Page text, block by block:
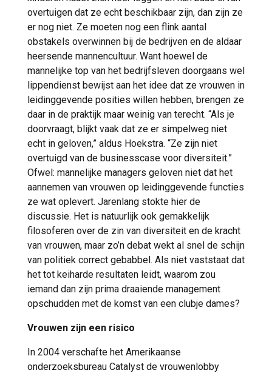
overtuigen dat ze echt beschikbaar zijn, dan zijn ze
er nog niet. Ze moeten nog een flink aantal
obstakels overwinnen bij de bedrijven en de aldaar
heersende mannencultuur. Want hoewel de
mannelijke top van het bedrijfsleven doorgaans wel
lippendienst bewijst aan het idee dat ze vrouwen in
leidinggevende posities willen hebben, brengen ze
daar in de praktijk maar weinig van terecht. “Als je
doorvraagt, blijkt vaak dat ze er simpelweg niet
echt in geloven,” aldus Hoekstra. “Ze zijn niet
overtuigd van de businesscase voor diversiteit.”
Ofwel: mannelijke managers geloven niet dat het
aannemen van vrouwen op leidinggevende functies
ze wat oplevert. Jarenlang stokte hier de
discussie. Het is natuurlijk ook gemakkelijk
filosoferen over de zin van diversiteit en de kracht
van vrouwen, maar zo’n debat wekt al snel de schijn
van politiek correct gebabbel. Als niet vaststaat dat
het tot keiharde resultaten leidt, waarom zou
iemand dan zijn prima draaiende management
opschudden met de komst van een clubje dames?
Vrouwen zijn een risico
In 2004 verschafte het Amerikaanse
onderzoeksbureau Catalyst de vrouwenlobby